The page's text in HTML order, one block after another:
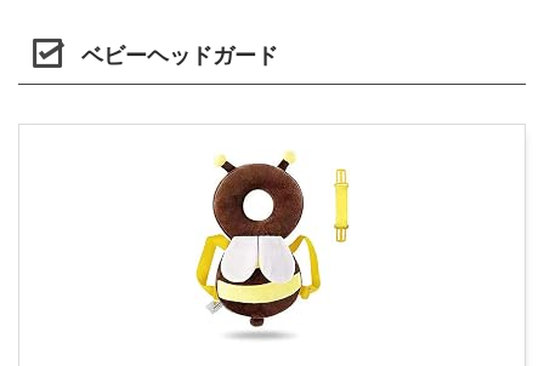
ベビーヘッドガード